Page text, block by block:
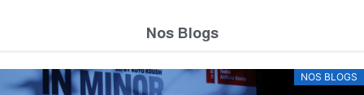
Nos Blogs
NOS BLOGS